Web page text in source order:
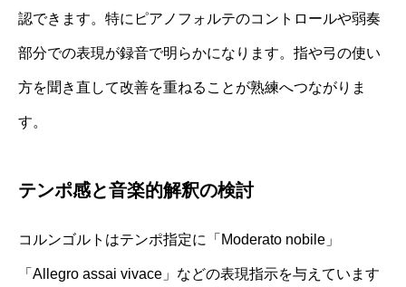
認できます。特にピアノフォルテのコントロールや弱奏
部分での表現が録音で明らかになります。指や弓の使い
方を聞き直して改善を重ねることが熟練へつながりま
す。
テンポ感と音楽的解釈の検討
コルンゴルトはテンポ指定に「Moderato nobile」
「Allegro assai vivace」などの表現指示を与えています